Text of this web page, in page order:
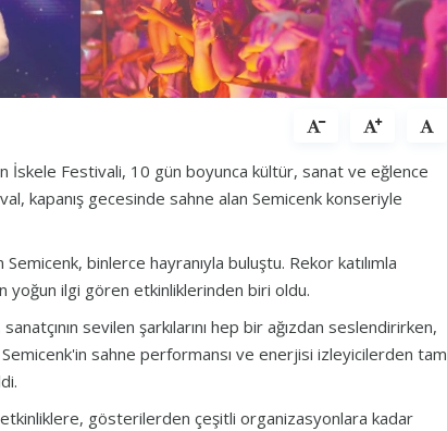
İskele Festivali, 10 gün boyunca kültür, sanat ve eğlence
kapanış gecesinde sahne alan Semicenk konseriyle
binlerce hayranıyla buluştu. Rekor katılımla
ilgi gören etkinliklerinden biri oldu.
sevilen şarkılarını hep bir ağızdan seslendirirken,
sahne performansı ve enerjisi izleyicilerden tam
gösterilerden çeşitli organizasyonlara kadar